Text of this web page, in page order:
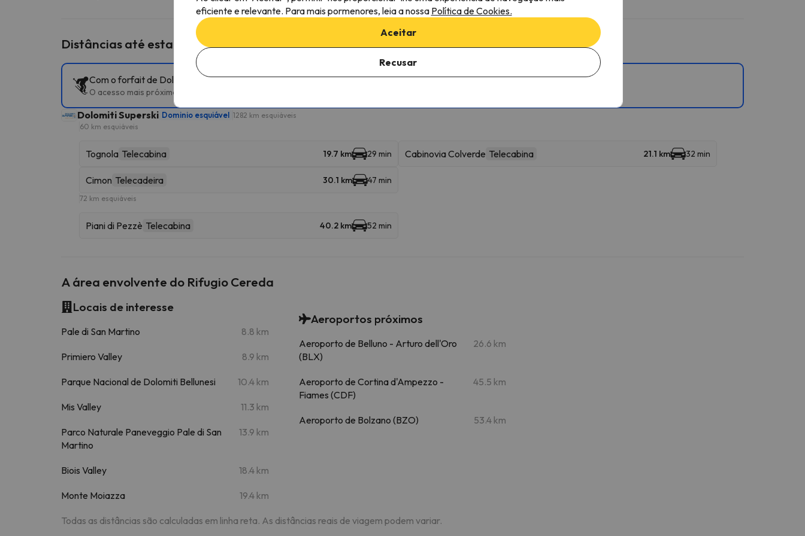
Distâncias até estações de esqui próximas
Com o forfait de Dolomiti Superski, pode aceder a várias estâncias e desfrutar de 1282 km de pistas.
O acesso mais próximo às pistas é Tognola em . Também pode esquiar em e .
Dolomiti Superski Dominio esquiável 1282 km esquiáveis
60 km esquiáveis
Tognola Telecabina 19.7 km 29 min Cabinovia Colverde Telecabina 21.1 km 32 min
Cimon Telecadeira 30.1 km 47 min
72 km esquiáveis
Piani di Pezzè Telecabina 40.2 km 52 min
A área envolvente do Rifugio Cereda
Locais de interesse
Pale di San Martino 8.8 km
Primiero Valley 8.9 km
Parque Nacional de Dolomiti Bellunesi 10.4 km
Mis Valley 11.3 km
Parco Naturale Paneveggio Pale di San
Martino
13.9 km
Biois Valley 18.4 km
Monte Moiazza 19.4 km
Aeroportos próximos
Aeroporto de Belluno - Arturo dell'Oro
(BLX)
26.6 km
Aeroporto de Cortina d'Ampezzo -
Fiames (CDF)
45.5 km
Aeroporto de Bolzano (BZO) 53.4 km
Todas as distâncias são calculadas em linha reta. As distâncias reais de viagem podem variar.
eficiente e relevante. Para mais pormenores, leia a nossa Política de Cookies.
Aceitar
Recusar